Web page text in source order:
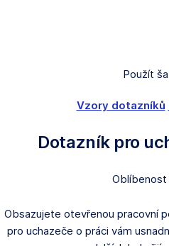
Použít
Vzory dotazníků
Dotazník pro
Oblíbenost
Obsazujete otevřenou pracovní
pro uchazeče o práci vám